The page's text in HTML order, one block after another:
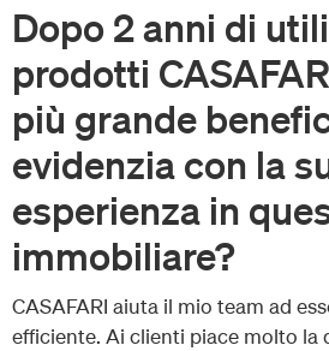
Dopo 2 anni di
prodotti
più grande
evidenzia con la
esperienza in
immobiliare?
CASAFARI aiuta il mio team ad
efficiente. Ai clienti piace molto la